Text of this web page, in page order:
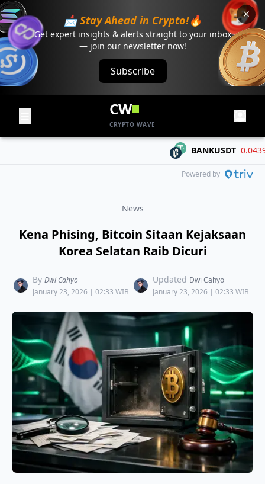
📩 Stay Ahead in Crypto!🔥
Get expert insights & alerts straight to your inbox
— join our newsletter now!
Subscribe
CW
CRYPTO WAVE
BANKUSDT 0.04394
Powered by
News
Kena Phising, Bitcoin Sitaan Kejaksaan
Korea Selatan Raib Dicuri
By Dwi Cahyo
January 23, 2026 | 02:33 WIB
Updated Dwi Cahyo
January 23, 2026 | 02:33 WIB